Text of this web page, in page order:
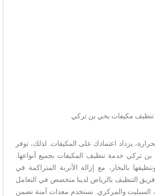
تنظيف مكيفات بحي بن تركي
يزداد اعتمادك على المكيفات. لذلك، توفر
تركي خدمة تنظيف المكيفات بجميع أنواعها.
بالبخار، مع إزالة الأتربة المتراكمة في
فريق التنظيف بالرياض لدينا متخصص في التعامل
السبليت والمركزي. نستخدم معدات آمنة تضمن